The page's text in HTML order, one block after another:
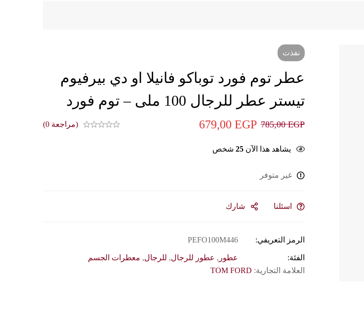
نفذت
عطر توم فورد توباكو فانيلا او دي بيرفيوم
تيستر عطر للرجال 100 ملى – توم فورد
785,00EGP
679,00 EGP (مراجعة 0)
يشاهد هذا الآن 25 شخص
غير متوفر
اسئلنا شارك
الرمز التعريفي: PEFO100M446
الفئة: عطور , عطور للرجال, للرجال, معطرات الجسم
العلامة التجارية: TOM FORD